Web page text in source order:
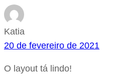
Katia
20 de fevereiro de 2021
O layout tá lindo!